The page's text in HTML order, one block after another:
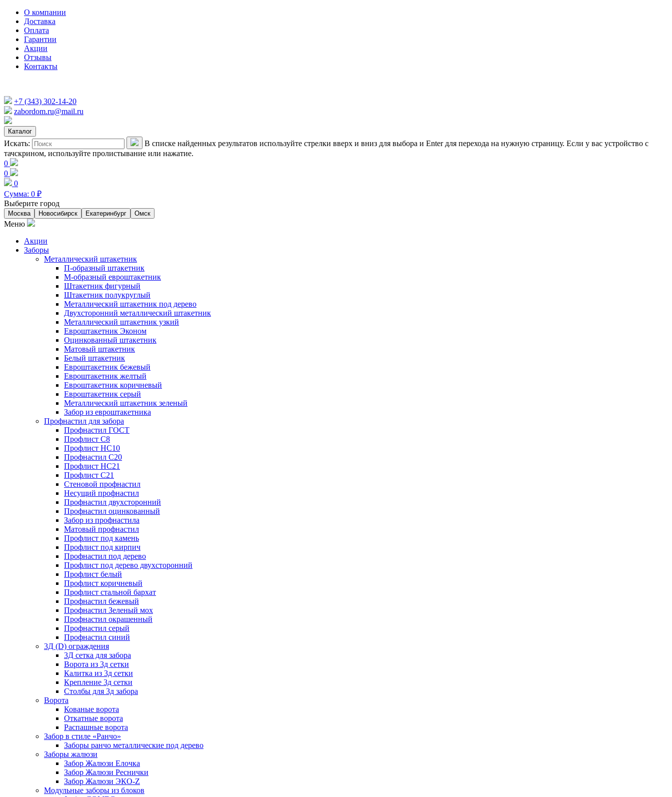
О компании
Доставка
Оплата
Гарантии
Акции
Отзывы
Контакты
+7 (343) 302-14-20
zabordom.ru@mail.ru
Каталог
Искать:
В списке найденных результатов используйте стрелки вверх и вниз для выбора и Enter для перехода на нужную страницу. Если у вас устройство с
тачскрином, используйте пролистывание или нажатие.
0
0
0
Сумма: 0 ₽
Выберите город
Москва Новосибирск Екатеринбург Омск
Меню
Акции
Заборы
Металлический штакетник
П-образный штакетник
М-образный евроштакетник
Штакетник фигурный
Штакетник полукруглый
Металлический штакетник под дерево
Двухсторонний металлический штакетник
Металлический штакетник узкий
Евроштакетник Эконом
Оцинкованный штакетник
Матовый штакетник
Белый штакетник
Евроштакетник бежевый
Евроштакетник желтый
Евроштакетник коричневый
Евроштакетник серый
Металлический штакетник зеленый
Забор из евроштакетника
Профнастил для забора
Профнастил ГОСТ
Профлист С8
Профлист НС10
Профнастил С20
Профлист НС21
Профлист С21
Стеновой профнастил
Несущий профнастил
Профнастил двухсторонний
Профнастил оцинкованный
Забор из профнастила
Матовый профнастил
Профлист под камень
Профлист под кирпич
Профнастил под дерево
Профлист под дерево двухсторонний
Профлист белый
Профлист коричневый
Профлист стальной бархат
Профнастил бежевый
Профнастил Зеленый мох
Профнастил окрашенный
Профнастил серый
Профнастил синий
3Д (D) ограждения
3Д сетка для забора
Ворота из 3д сетки
Калитка из 3д сетки
Крепление 3д сетки
Столбы для 3д забора
Ворота
Кованые ворота
Откатные ворота
Распашные ворота
Забор в стиле «Ранчо»
Заборы ранчо металлические под дерево
Заборы жалюзи
Забор Жалюзи Елочка
Забор Жалюзи Реснички
Забор Жалюзи ЭКО-Z
Модульные заборы из блоков